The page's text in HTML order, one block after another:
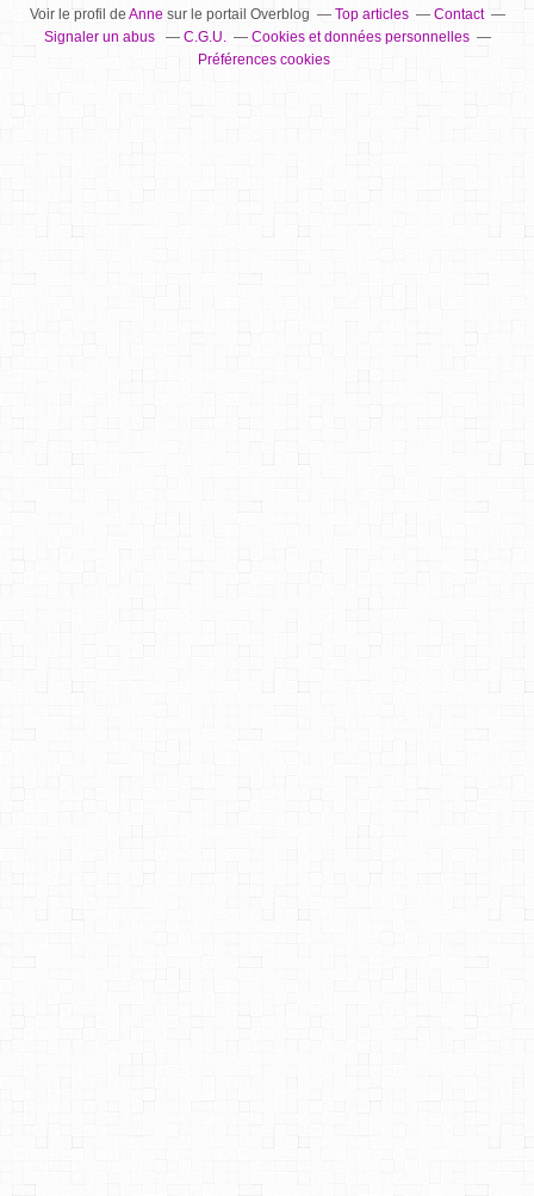
Voir le profil de Annesur le portail Overblog Top articles
Contact
Signaler un abus
C.G.U.
Cookies et données personnelles
Préférences cookies